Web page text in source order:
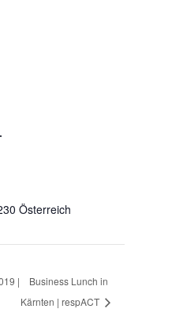
Österreich
|
Business Lunch in
Kärnten | respACT